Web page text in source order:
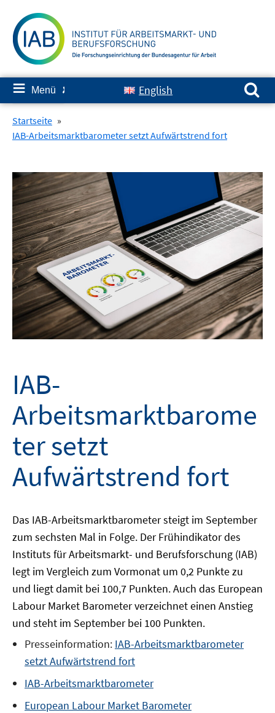
zum
Inhalt
≡ Menü ✘ English
Suchen nach:
Startseite »
IAB-Arbeitsmarktbarometer setzt Aufwärtstrend fort
IAB-
Arbeitsmarktbarome
ter setzt
Aufwärtstrend fort
Das IAB-Arbeitsmarktbarometer steigt im September
zum sechsten Mal in Folge. Der Frühindikator des
Instituts für Arbeitsmarkt- und Berufsforschung (IAB)
legt im Vergleich zum Vormonat um 0,2 Punkte zu
und liegt damit bei 100,7 Punkten. Auch das European
Labour Market Barometer verzeichnet einen Anstieg
und steht im September bei 100 Punkten.
Presseinformation: IAB-Arbeitsmarktbarometer
setzt Aufwärtstrend fort
IAB-Arbeitsmarktbarometer
European Labour Market Barometer